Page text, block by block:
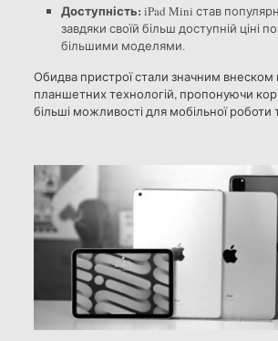
Доступність: iPad Mini став
завдяки своїй більш доступній ціні
більшими моделями.
Обидва пристрої стали значним внеском
планшетних технологій, пропонуючи
більші можливості для мобільної роботи